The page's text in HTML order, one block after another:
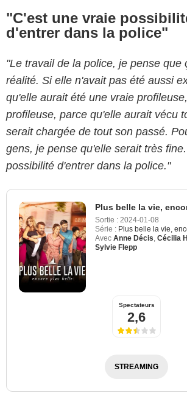
"C'est une vraie
d'entrer dans la police"
"Le travail de la police, je pense que
réalité. Si elle n'avait pas été aussi
qu'elle aurait été une vraie
profileuse, parce qu'elle aurait vécu
serait chargée de tout son passé.
gens, je pense qu'elle serait très
possibilité d'entrer dans la police."
Plus belle la vie,
Sortie : 2024-01-08
Série : Plus belle la vie,
Avec Anne Décis Cécilia
Sylvie Flepp
Spectateurs
2,6
STREAMING